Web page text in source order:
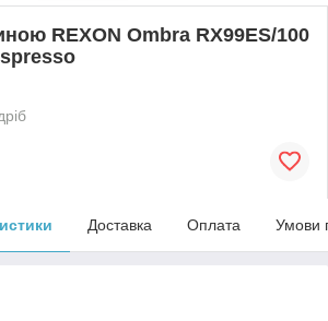
REXON Ombra RX99ES/100
Доставка Оплата Умови